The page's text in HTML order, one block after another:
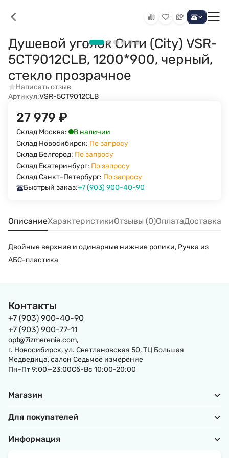
Душевой уголок Сити (City) VSR-
5CT9012CLB, 1200*900, черный,
стекло прозрачное
Написать отзыв
Артикул:VSR-5CT9012CLB
27 979 ₽
Склад Москва:
В наличии
Склад Новосибирск: По запросу
Склад Белгород: По запросу
Склад Екатеринбург: По запросу
Склад Санкт-Петербург: По запросу
Быстрый заказ:+7 (903) 900-40-90
ОписаниеХарактеристикиОтзывы (0)ОплатаДоставка
Двойные верхние и одинарные нижние ролики, Ручка из
АБС-пластика
Контакты
+7 (903) 900-40-90
+7 (903) 900-77-11
opt@7izmerenie.com,
г. Новосибирск, ул. Светлановская 50, ТЦ Большая
Медведица, салон Седьмое измерение
Пн-Пт 9:00—23:00Сб-Вс 10:00-20:00
Магазин
Для покупателей
Информация